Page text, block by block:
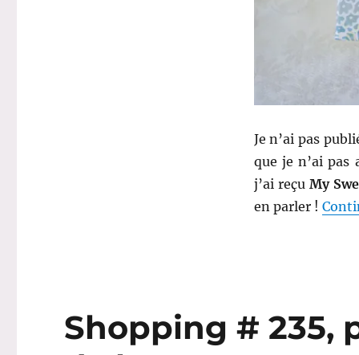
Je n’ai pas
que je n’ai pas
j’ai reçu My
en parler !
Shopping # 235,